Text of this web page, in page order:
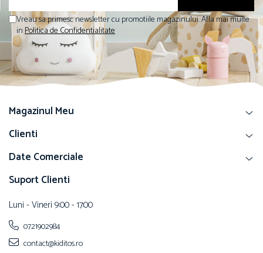
Vreau sa primesc newsletter cu promotiile magazinului. Afla mai multe
inPolitica de Confidentialitate
Magazinul Meu
Clienti
Date Comerciale
Suport Clienti
Luni - Vineri 9:00 - 17:00
0721902984
contact@kiditos.ro